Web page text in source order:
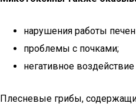
нарушения работы
проблемы с почками;
негативное
Плесневые грибы,